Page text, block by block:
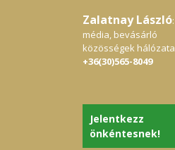
Zalatnay László:
média, bevásárló
közösségek hálózata
+36(30)565-8049
Jelentkezz
önkéntesnek!